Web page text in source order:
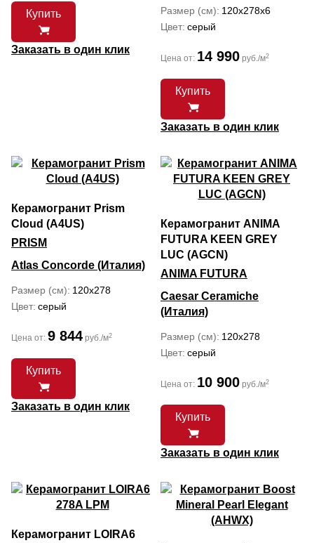
Купить
Заказать в один клик
Размер (см) 120x278x6
Цвет серый
Цена от: 14 990 руб./м2
Купить
Заказать в один клик
Керамогранит Prism
Cloud (A4US)
PRISM
Atlas Concorde (Италия)
Размер (см) 120x278
Цвет серый
Цена от: 9 844 руб./м2
Купить
Заказать в один клик
Керамогранит ANIMA
FUTURA KEEN GREY
LUC (AGCN)
ANIMA FUTURA
Caesar Ceramiche
(Италия)
Размер (см) 120x278
Цвет серый
Цена от: 10 900 руб./м2
Купить
Заказать в один клик
Керамогранит LOIRA6